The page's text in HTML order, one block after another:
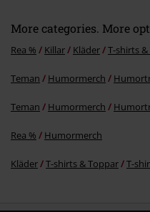
More categories. More
Rea % Killar Kläder T-shirts
Teman Humormerch
Teman Humormerch
Rea % Humormerch
Kläder T-shirts & Toppar T-